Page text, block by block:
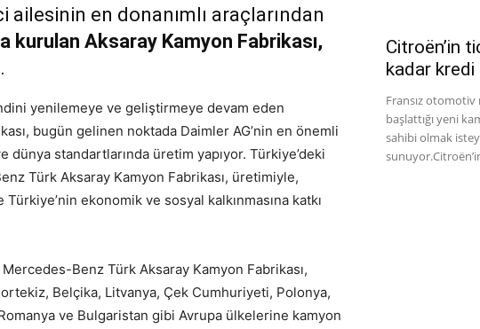
en donanımlı araçlarından
kurulan Aksaray Kamyon Fabrikası,
.
yenilemeye ve geliştirmeye devam eden
bugün gelinen noktada Daimler AG’nin en önemli
standartlarında üretim yapıyor. Türkiye’deki
Türk Aksaray Kamyon Fabrikası, üretimiyle,
ekonomik ve sosyal kalkınmasına katkı
Benz Türk Aksaray Kamyon Fabrikası,
Belçika, Litvanya, Çek Cumhuriyeti, Polonya,
ve Bulgaristan gibi Avrupa ülkelerine kamyon
Citroën’in
kadar
Fransız otomotiv
başlattığı yeni
sahibi olmak